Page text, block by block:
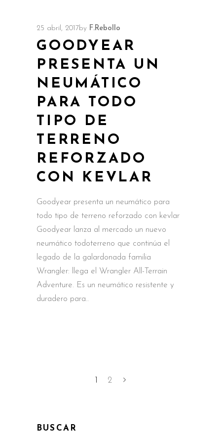
25 abril, 2017by F.Rebollo
GOODYEAR
PRESENTA UN
NEUMÁTICO
PARA TODO
TIPO DE
TERRENO
REFORZADO
CON KEVLAR
Goodyear presenta un neumático para
todo tipo de terreno reforzado con kevlar
Goodyear lanza al mercado un nuevo
neumático todoterreno que continúa el
legado de la galardonada familia
Wrangler: llega el Wrangler All-Terrain
Adventure. Es un neumático resistente y
duradero para
2
BUSCAR